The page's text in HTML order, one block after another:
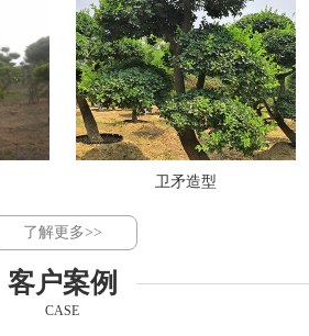
卫矛造型
了解更多>>
客户案例
CASE